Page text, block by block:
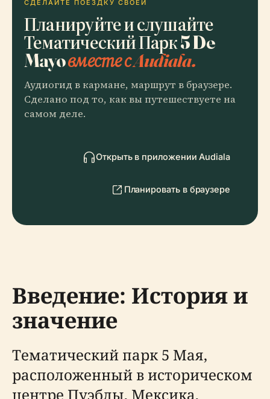
СДЕЛАЙТЕ ПОЕЗДКУ СВОЕЙ
Планируйте и слушайте
Тематический Парк 5 De
Mayoвместе с Audiala.
Аудиогид в кармане, маршрут в браузере.
Сделано под то, как вы путешествуете на
самом деле.
Открыть в приложении Audiala
Планировать в браузере
Введение: История и
значение
Тематический парк 5 Мая,
расположенный в историческом
центре Пуэблы, Мексика,